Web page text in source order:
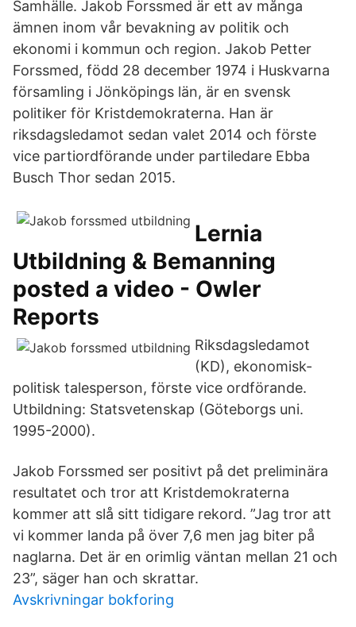
Samhälle. Jakob Forssmed är ett av många
ämnen inom vår bevakning av politik och
ekonomi i kommun och region. Jakob Petter
Forssmed, född 28 december 1974 i Huskvarna
församling i Jönköpings län, är en svensk
politiker för Kristdemokraterna. Han är
riksdagsledamot sedan valet 2014 och förste
vice partiordförande under partiledare Ebba
Busch Thor sedan 2015.
Lernia
Utbildning & Bemanning
posted a video - Owler
Reports
Riksdagsledamot
(KD), ekonomisk-
politisk talesperson, förste vice ordförande.
Utbildning: Statsvetenskap (Göteborgs uni.
1995-2000).
Jakob Forssmed ser positivt på det preliminära
resultatet och tror att Kristdemokraterna
kommer att slå sitt tidigare rekord. ”Jag tror att
vi kommer landa på över 7,6 men jag biter på
naglarna. Det är en orimlig väntan mellan 21 och
23”, säger han och skrattar.
Avskrivningar bokforing